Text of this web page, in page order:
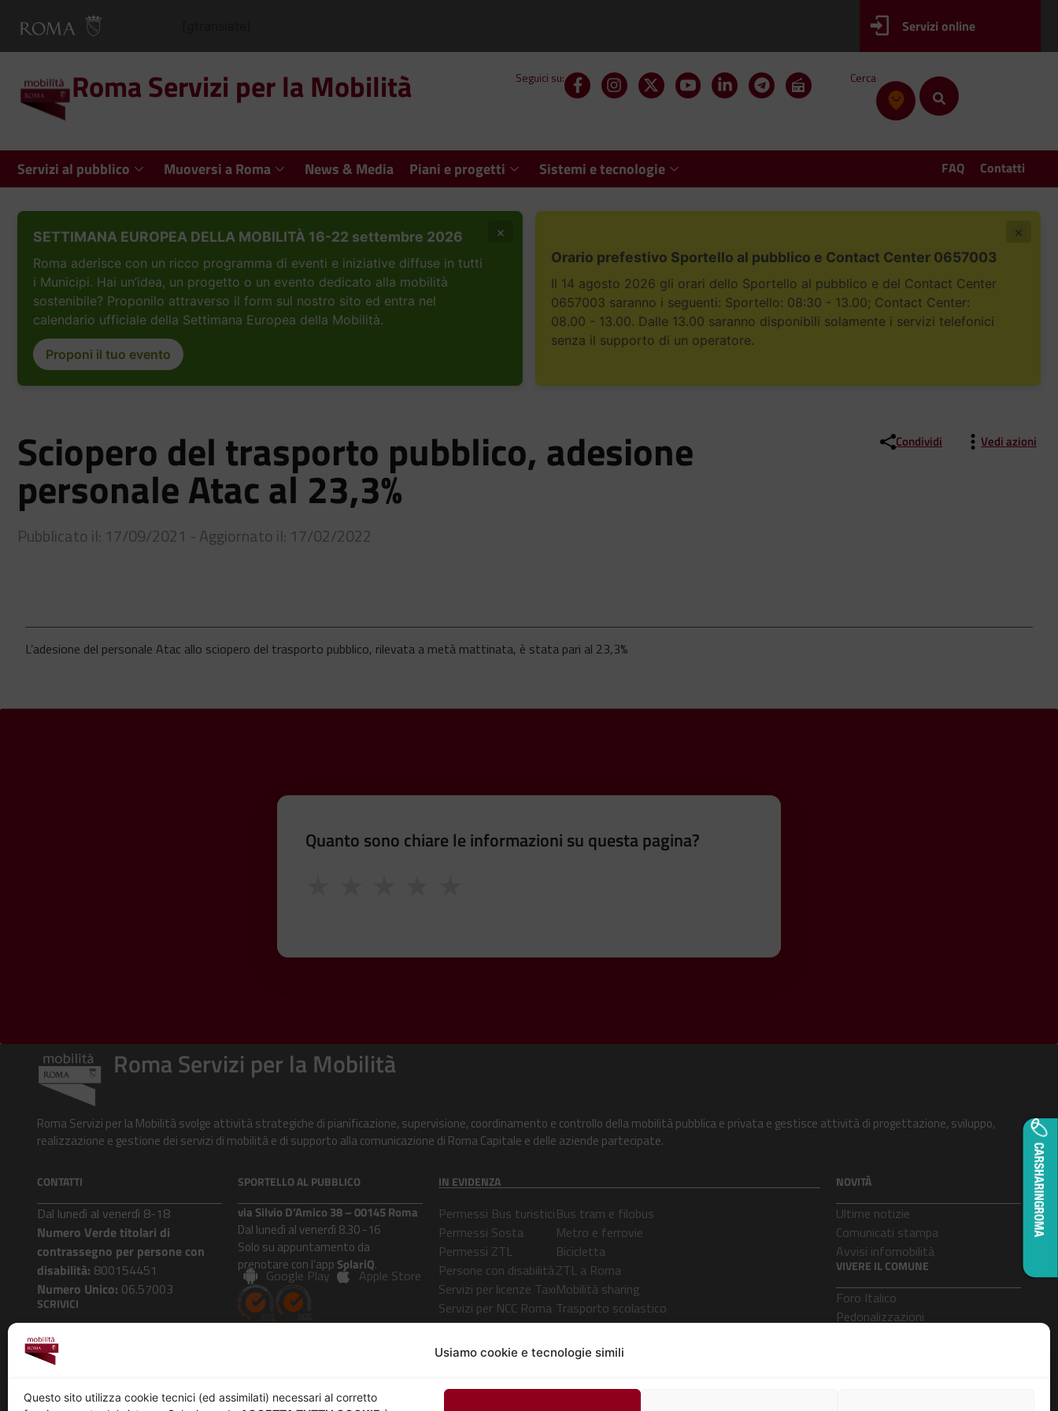
Usiamo cookie e tecnologie simili
Questo sito utilizza cookie tecnici (ed assimilati) necessari al corretto
Servizi online
Roma Servizi per la Mobilità Seguici su: Cerca
Servizi al pubblico Muoversi a Roma News & Media Piani e progetti Sistemi e tecnologie FAQ Contatti
SETTIMANA EUROPEA DELLA MOBILITÀ 16-22 settembre 2026
Roma aderisce con un ricco programma di eventi e iniziative diffuse in tutti
i Municipi. Hai un’idea, un progetto o un evento dedicato alla mobilità
sostenibile? Proponilo attraverso il form sul nostro sito ed entra nel
calendario ufficiale della Settimana Europea della Mobilità.
Proponi il tuo evento
×
Orario prefestivo Sportello al pubblico e Contact Center 0657003
Il 14 agosto 2026 gli orari dello Sportello al pubblico e del Contact Center
0657003 saranno i seguenti: Sportello: 08:30 - 13.00; Contact Center:
08.00 - 13.00. Dalle 13.00 saranno disponibili solamente i servizi telefonici
senza il supporto di un operatore.
×
Sciopero del trasporto pubblico, adesione
personale Atac al 23,3%
Condividi Vedi azioni
Pubblicato il: 17/09/2021 - Aggiornato il: 17/02/2022
L’adesione del personale Atac allo sciopero del trasporto pubblico, rilevata a metà mattinata, è stata pari al 23,3%
Quanto sono chiare le informazioni su questa pagina?
Roma Servizi per la Mobilità
Roma Servizi per la Mobilità svolge attività strategiche di pianificazione, supervisione, coordinamento e controllo della mobilità pubblica e privata e gestisce attività di progettazione, sviluppo,
realizzazione e gestione dei servizi di mobilità e di supporto alla comunicazione di Roma Capitale e delle aziende partecipate.
CONTATTI
Dal lunedì al venerdì 8-18
Numero Verde titolari di
contrassegno per persone con
disabilità: 800154451
Numero Unico: 06.57003
SCRIVICI
Roma Mobilità risponde
SPORTELLO AL PUBBLICO
via Silvio D’Amico 38 – 00145 Roma
Dal lunedì al venerdì 8.30 -16
Solo su appuntamento da
prenotare con l’app SolariQ.
Google Play Apple Store
IN EVIDENZA
Permessi Bus turistici
Permessi Sosta
Permessi ZTL
Persone con disabilità
Servizi per licenze Taxi
Servizi per NCC Roma
Servizi per Botticelle
Servizio Car Sharing
Bus tram e filobus
Metro e ferrovie
Bicicletta
ZTL a Roma
Mobilità sharing
Trasporto scolastico
Open bus
ClicBus
NOVITÀ
Ultime notizie
Comunicati stampa
Avvisi infomobilità
VIVERE IL COMUNE
Foro Italico
Pedonalizzazioni
AZIENDA